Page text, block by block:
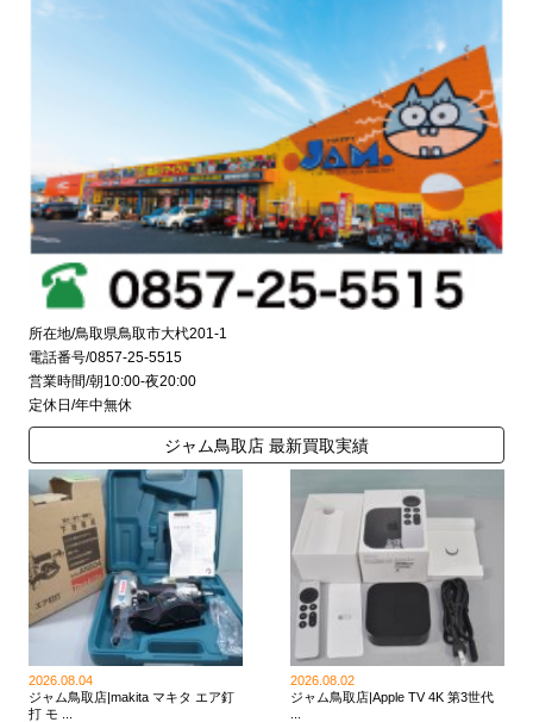
所在地/鳥取県鳥取市大杙201-1
電話番号/0857-25-5515
営業時間/朝10:00-夜20:00
定休日/年中無休
ジャム鳥取店 最新買取実績
2026.08.04
ジャム鳥取店|makita マキタ エア釘
打 モ ...
2026.08.02
ジャム鳥取店|Apple TV 4K 第3世代